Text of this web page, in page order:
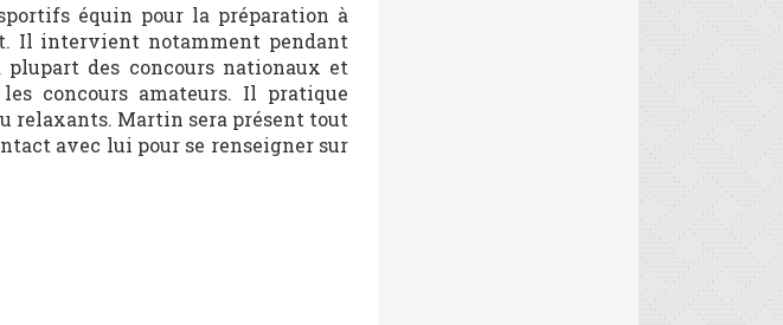
équin pour la préparation à
Il intervient notamment pendant
des concours nationaux et
concours amateurs. Il pratique
relaxants. Martin sera présent tout
avec lui pour se renseigner sur